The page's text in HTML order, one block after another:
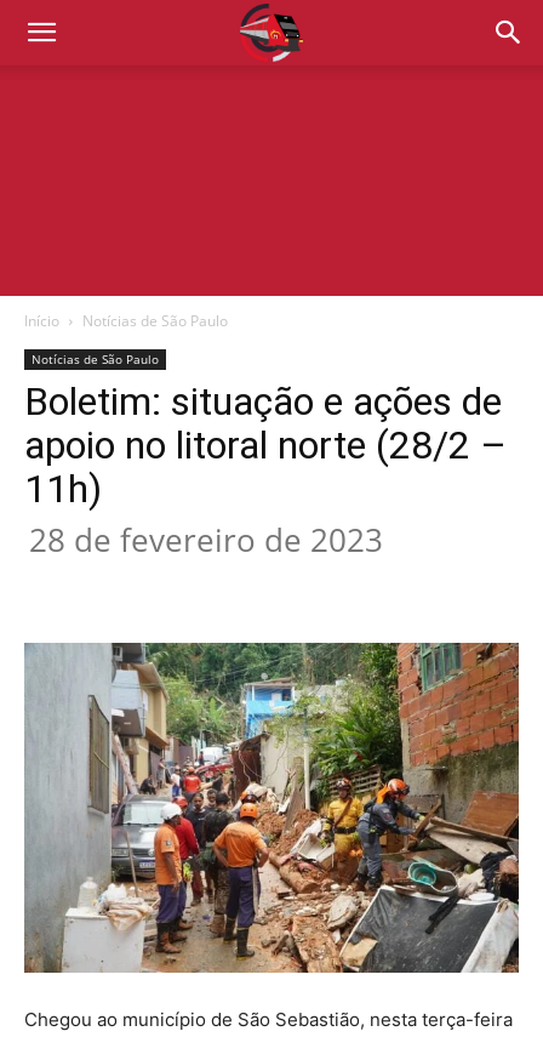
Início Notícias de São Paulo
Notícias de São Paulo
Boletim: situação e ações de
apoio no litoral norte (28/2 –
11h)
28 de fevereiro de 2023
Chegou ao município de São Sebastião, nesta terça-feira